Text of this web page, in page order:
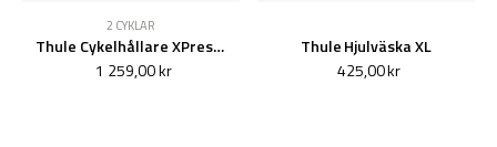
2 CYKLAR
Thule Cykelhållare XPress 970 för dragkrok
1 259,00 kr
Thule Hjulväska XL
425,00 kr